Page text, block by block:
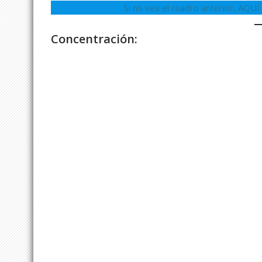
Si no ves el cuadro anterior, AQUÍ
Concentración: